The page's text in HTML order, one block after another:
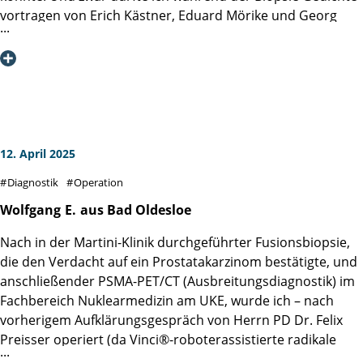
vortragen von Erich Kästner, Eduard Mörike und Georg
Trakl. Das lenkte mich ab und die Damen waren so
begeistert, wie es ein Rezitator von Gedichten gerne hat.
12. April 2025
Diagnostik Operation
Wolfgang E. aus Bad Oldesloe
Nach in der Martini-Klinik durchgeführter Fusionsbiopsie,
die den Verdacht auf ein Prostatakarzinom bestätigte, und
anschließender PSMA-PET/CT (Ausbreitungsdiagnostik) im
Fachbereich Nuklearmedizin am UKE, wurde ich ­– nach
vorherigem Aufklärungsgespräch von Herrn PD Dr. Felix
Preisser operiert (da Vinci®-roboterassistierte radikale
Prostatektomie). Über den problemlosen Verlauf der